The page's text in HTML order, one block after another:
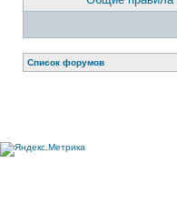
Список форумов